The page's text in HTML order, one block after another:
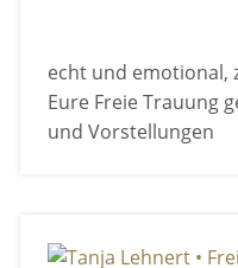
echt und emotional,
Eure Freie Trauung
und Vorstellungen